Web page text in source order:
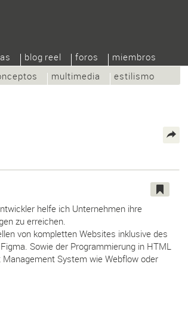
multimedia estilismo
blog reel foros miembros
helfe ich Unternehmen ihre
zu erreichen.
von kompletten Websites inklusive des
Sowie der Programmierung in HTML
System wie Webflow oder